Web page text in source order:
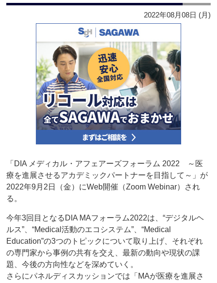
2022年08月08日 (月)
「DIA メディカル・アフェアーズフォーラム 2022 ～医
療を進展させるアカデミックパートナーを目指して～」が
2022年9月2日（金）にWeb開催（Zoom Webinar）され
る。
今年3回目となるDIA MAフォーラム2022は、“デジタルヘ
ルス”、“Medical活動のエコシステム”、“Medical
Education”の3つのトピックについて取り上げ、それぞれ
の専門家から事例の共有を交え、最新の動向や現状の課
題、今後の方向性などを深めていく。
さらにパネルディスカッションでは「MAが医療を進展さ